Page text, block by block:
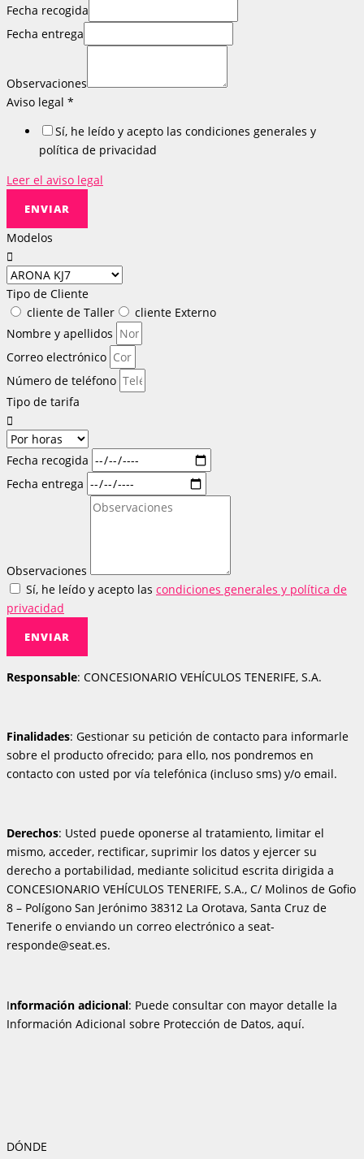
Modelo
tarifa
Fecha recogida
Fecha entrega
Observaciones
Aviso legal *
Sí, he leído y acepto las condiciones generales y
política de privacidad
Leer el aviso legal
ENVIAR
Modelos
Tipo de Cliente
cliente de Taller
cliente Externo
Nombre y apellidos
Correo electrónico
Número de teléfono
Tipo de tarifa
Fecha recogida
Fecha entrega
Observaciones
Sí, he leído y acepto las condiciones generales y política de
privacidad
ENVIAR
Responsable: CONCESIONARIO VEHÍCULOS TENERIFE, S.A.
Finalidades: Gestionar su petición de contacto para informarle
sobre el producto ofrecido; para ello, nos pondremos en
contacto con usted por vía telefónica (incluso sms) y/o email.
Derechos: Usted puede oponerse al tratamiento, limitar el
mismo, acceder, rectificar, suprimir los datos y ejercer su
derecho a portabilidad, mediante solicitud escrita dirigida a
CONCESIONARIO VEHÍCULOS TENERIFE, S.A., C/ Molinos de Gofio
8 – Polígono San Jerónimo 38312 La Orotava, Santa Cruz de
Tenerife o enviando un correo electrónico a seat-
responde@seat.es.
Información adicional: Puede consultar con mayor detalle la
Información Adicional sobre Protección de Datos, aquí.
DÓNDE